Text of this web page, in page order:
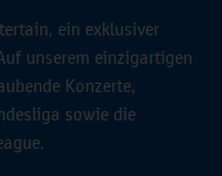
ein exklusiver
unserem einzigartigen
Konzerte,
sowie die